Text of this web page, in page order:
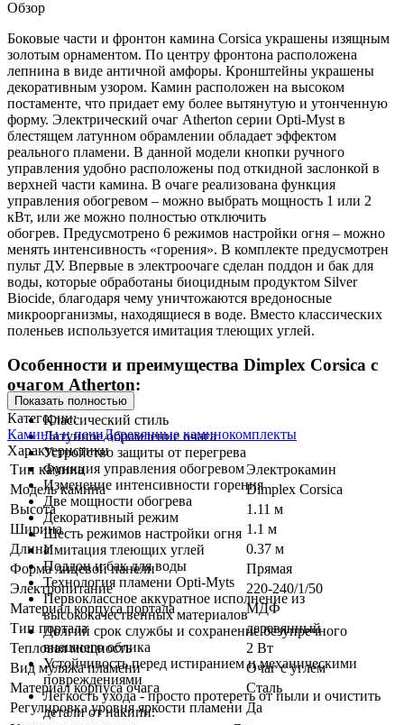
Обзор
Боковые части и фронтон камина Corsica украшены изящным
золотым орнаментом. По центру фронтона расположена
лепнина в виде античной амфоры. Кронштейны украшены
декоративным узором. Камин расположен на высоком
постаменте, что придает ему более вытянутую и утонченную
форму. Электрический очаг Atherton серии Opti-Myst в
блестящем латунном обрамлении обладает эффектом
реального пламени. В данной модели кнопки ручного
управления удобно расположены под откидной заслонкой в
верхней части камина. В очаге реализована функция
управления обогревом – можно выбрать мощность 1 или 2
кВт, или же можно полностью отключить
обогрев. Предусмотрено 6 режимов настройки огня – можно
менять интенсивность «горения». В комплекте предусмотрен
пульт ДУ. Впервые в электроочаге сделан поддон и бак для
воды, которые обработаны биоцидным продуктом Silver
Biocide, благодаря чему уничтожаются вредоносные
микроорганизмы, находящиеся в воде. Вместо классических
поленьев используется имитация тлеющих углей.
Особенности и преимущества Dimplex Corsica с
очагом Atherton:
Классический стиль
Латунное обрамление очага
Устройство защиты от перегрева
Функция управления обогревом
Изменение интенсивности горения
Две мощности обогрева
Декоративный режим
Шесть режимов настройки огня
Имитация тлеющих углей
Поддон и бак для воды
Технология пламени Opti-Myts
Первоклассное аккуратное исполнение из
высококачественных материалов
Долгий срок службы и сохранение безупречного
внешнего облика
Устойчивость перед истиранием и механическими
повреждениями
Легкость ухода - просто протереть от пыли и очистить
детали от накипи.
Показать полностью
Категории:
Камины и печиДеревянные каминокомплекты
Характеристики
Тип камина
Электрокамин
Модель камина
Dimplex Corsica
Высота
1.11 м
Ширина
1.1 м
Длина
0.37 м
Форма лицевой панели
Прямая
Электропитание
220-240/1/50
Материал корпуса портала
МДФ
Тип портала
деревянный
Тепловая мощность
2 Вт
Вид муляжа пламени
Очаг с углем
Материал корпуса очага
Сталь
Регулировка уровня яркости пламени Да